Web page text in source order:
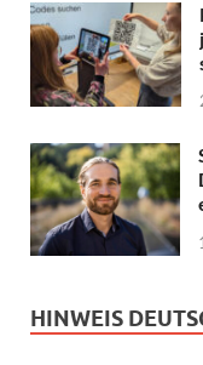
HINWEIS